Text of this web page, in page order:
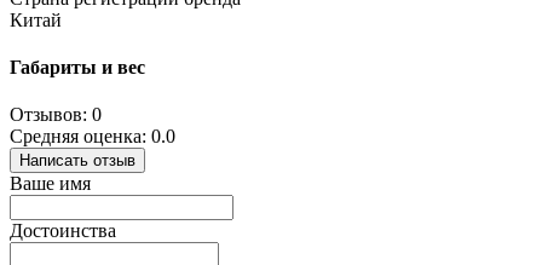
Китай
Габариты и вес
Отзывов: 0
Средняя оценка: 0.0
Написать отзыв
Ваше имя
Достоинства